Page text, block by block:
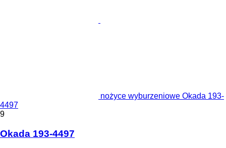
nożyce wyburzeniowe Okada 193-
4497
9
Okada 193-4497